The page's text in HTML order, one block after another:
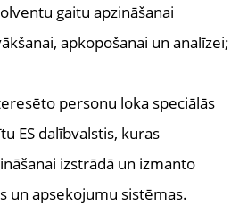
gaitu apzināšanai
apkopošanai un analīzei;
personu loka speciālās
ES dalībvalstis, kuras
izstrādā un izmanto
un apsekojumu sistēmas.